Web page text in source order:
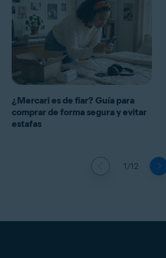
1/12
¿Mercari es de fiar? Guía para
comprar de forma segura y evitar
estafas